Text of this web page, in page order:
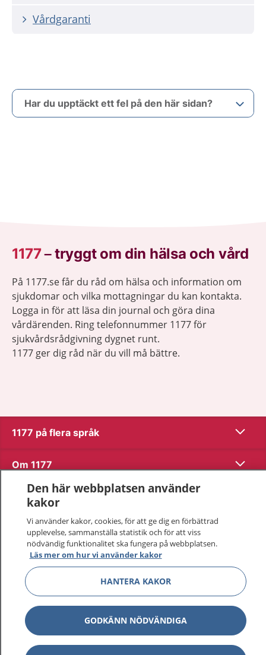
Vårdgaranti
Har du upptäckt ett fel på den här sidan?
1177–tryggt om din hälsa och vård
På 1177.se får du råd om hälsa och information om
sjukdomar och vilka mottagningar du kan kontakta.
Logga in för att läsa din journal och göra dina
vårdärenden. Ring telefonnummer 1177 för
sjukvårdsrådgivning dygnet runt.
1177 ger dig råd när du vill må bättre.
1177 på flera språk Visa
Om 1177 Visa
Kontakt
Behandling av personuppgifter
Hantering av kakor
Inställningar för kakor
1177 – en tjänst frånInera.
Den här webbplatsen använder
kakor
Vi använder kakor, cookies, för att ge dig en förbättrad
upplevelse, sammanställa statistik och för att viss
nödvändig funktionalitet ska fungera på webbplatsen.
Läs mer om hur vi använder kakor
HANTERA KAKOR
GODKÄNN NÖDVÄNDIGA